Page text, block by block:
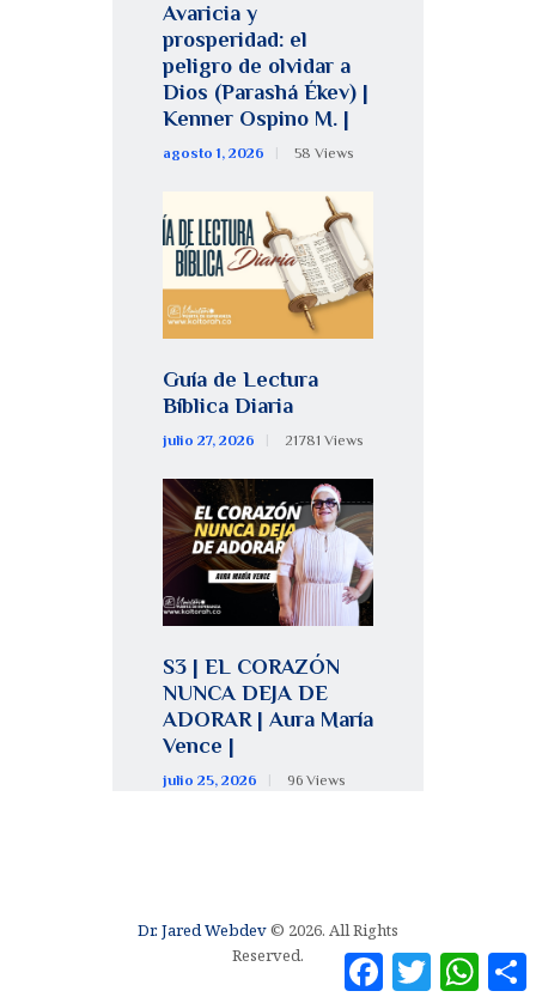
Avaricia y
prosperidad: el
peligro de olvidar a
Dios (Parashá Ékev) |
Kenner Ospino M. |
agosto 1, 2026 58 Views
Guía de Lectura
Bíblica Diaria
julio 27, 2026 21781 Views
S3 | EL CORAZÓN
NUNCA DEJA DE
ADORAR | Aura María
Vence |
julio 25, 2026 96 Views
Dr. Jared Webdev© 2026. All Rights
Reserved.
T
W